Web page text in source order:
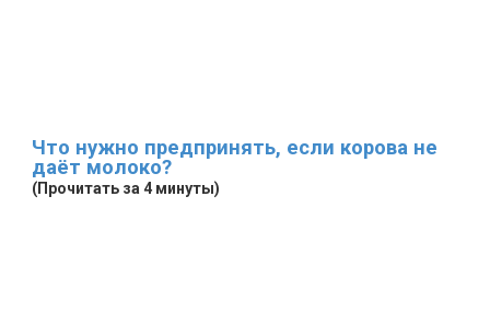
Что нужно предпринять, если корова не
даёт молоко?
(Прочитать за 4 минуты)